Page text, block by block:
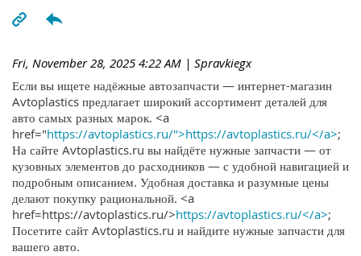
Fri, November 28, 2025 4:22 AM | Spravkiegx
Если вы ищете надёжные автозапчасти — интернет-магазин
Avtoplastics предлагает широкий ассортимент деталей для
авто самых разных марок. <a
href="https://avtoplastics.ru/">https://avtoplastics.ru/</a>;
На сайте Avtoplastics.ru вы найдёте нужные запчасти — от
кузовных элементов до расходников — с удобной навигацией и
подробным описанием. Удобная доставка и разумные цены
делают покупку рациональной. <a
href=https://avtoplastics.ru/>https://avtoplastics.ru/</a>;
Посетите сайт Avtoplastics.ru и найдите нужные запчасти для
вашего авто.